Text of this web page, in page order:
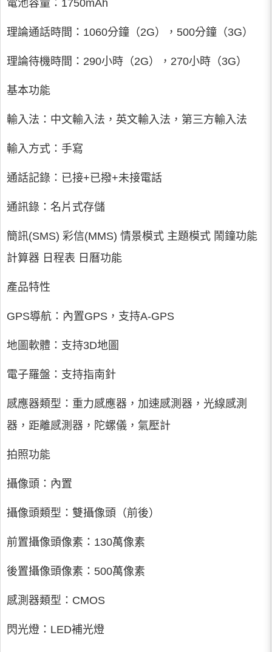
電池容量：1750mAh
理論通話時間：1060分鐘（2G），500分鐘（3G）
理論待機時間：290小時（2G），270小時（3G）
基本功能
輸入法：中文輸入法，英文輸入法，第三方輸入法
輸入方式：手寫
通話記錄：已接+已撥+未接電話
通訊錄：名片式存儲
簡訊(SMS) 彩信(MMS) 情景模式 主題模式 鬧鐘功能
計算器 日程表 日曆功能
產品特性
GPS導航：內置GPS，支持A-GPS
地圖軟體：支持3D地圖
電子羅盤：支持指南針
感應器類型：重力感應器，加速感測器，光線感測
器，距離感測器，陀螺儀，氣壓計
拍照功能
攝像頭：內置
攝像頭類型：雙攝像頭（前後）
前置攝像頭像素：130萬像素
後置攝像頭像素：500萬像素
感測器類型：CMOS
閃光燈：LED補光燈